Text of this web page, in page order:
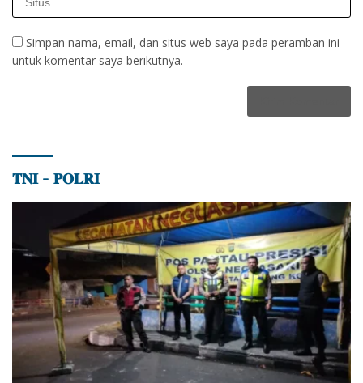
Simpan nama, email, dan situs web saya pada peramban ini
untuk komentar saya berikutnya.
𝐓𝐍𝐈 – 𝐏𝐎𝐋𝐑𝐈